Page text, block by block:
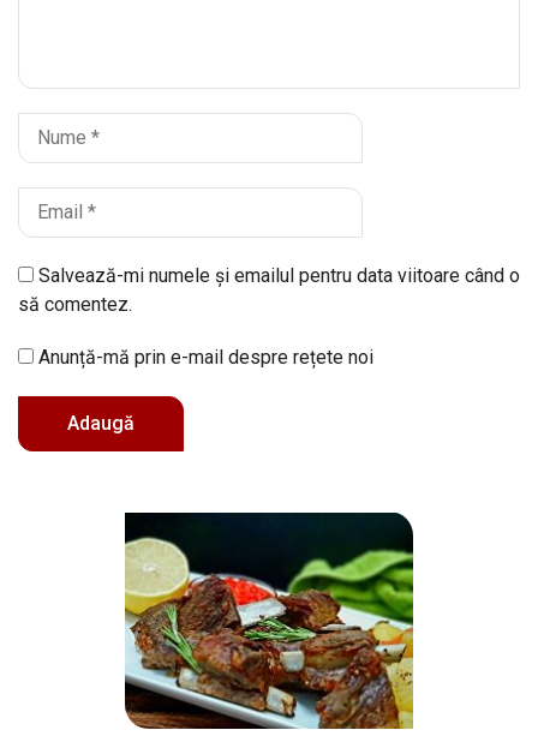
Salvează-mi numele și emailul pentru data viitoare când o
să comentez.
Anunță-mă prin e-mail despre rețete noi